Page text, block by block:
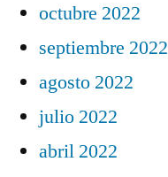
octubre 2022
septiembre 2022
agosto 2022
julio 2022
abril 2022